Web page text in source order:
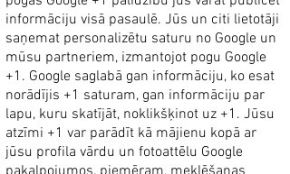
informāciju visā pasaulē. Jūs un citi lietotāji
saņemat personalizētu saturu no Google un
mūsu partneriem, izmantojot pogu Google
+1. Google saglabā gan informāciju, ko esat
norādījis +1 saturam, gan informāciju par
lapu, kuru skatījāt, noklikšķinot uz +1. Jūsu
atzīmi +1 var parādīt kā mājienu kopā ar
jūsu profila vārdu un fotoattēlu Google